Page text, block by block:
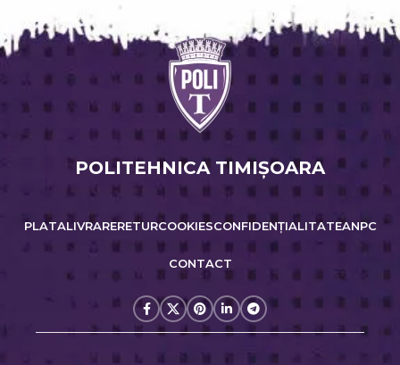
POLITEHNICA TIMIŞOARA
PLATALIVRARERETURCOOKIESCONFIDENȚIALITATEANPC
CONTACT